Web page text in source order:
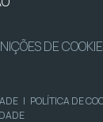
DE
| POLÍTICA DE